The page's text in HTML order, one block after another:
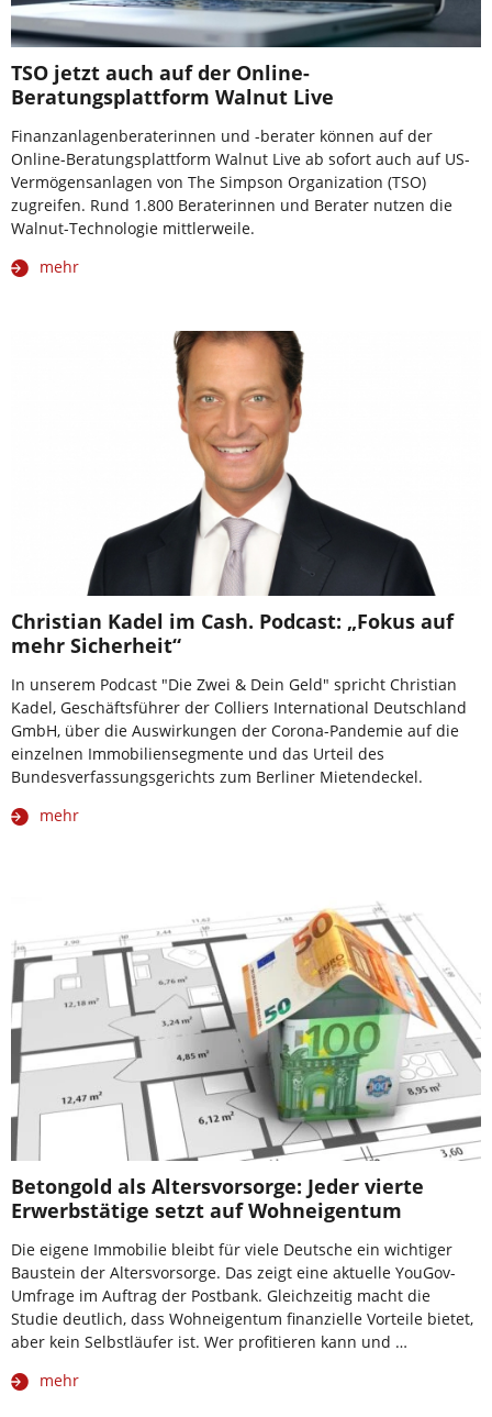
TSO jetzt auch auf der Online-
Beratungsplattform Walnut Live
Finanzanlagenberaterinnen und -berater können auf der
Online-Beratungsplattform Walnut Live ab sofort auch auf US-
Vermögensanlagen von The Simpson Organization (TSO)
zugreifen. Rund 1.800 Beraterinnen und Berater nutzen die
Walnut-Technologie mittlerweile.
mehr
Christian Kadel im Cash. Podcast: „Fokus auf
mehr Sicherheit“
In unserem Podcast "Die Zwei & Dein Geld" spricht Christian
Kadel, Geschäftsführer der Colliers International Deutschland
GmbH, über die Auswirkungen der Corona-Pandemie auf die
einzelnen Immobiliensegmente und das Urteil des
Bundesverfassungsgerichts zum Berliner Mietendeckel.
mehr
Betongold als Altersvorsorge: Jeder vierte
Erwerbstätige setzt auf Wohneigentum
Die eigene Immobilie bleibt für viele Deutsche ein wichtiger
Baustein der Altersvorsorge. Das zeigt eine aktuelle YouGov-
Umfrage im Auftrag der Postbank. Gleichzeitig macht die
Studie deutlich, dass Wohneigentum finanzielle Vorteile bietet,
aber kein Selbstläufer ist. Wer profitieren kann und …
mehr